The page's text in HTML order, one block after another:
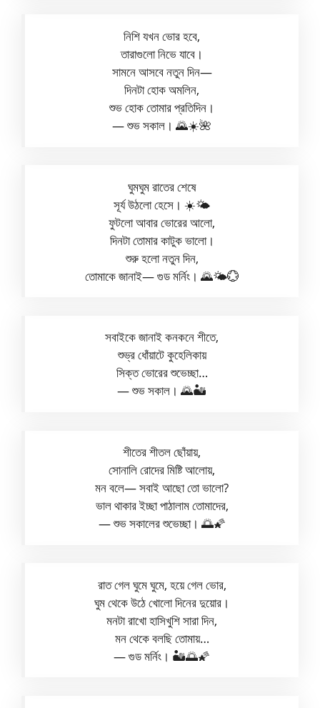
নিশি যখন ভোর হবে,
তারাগুলো নিভে যাবে।
সামনে আসবে নতুন দিন—
দিনটা হোক অমলিন,
শুভ হোক তোমার প্রতিদিন।
— শুভ সকাল। 🌄☀️🌺
ঘুমঘুম রাতের শেষে
সূর্য উঠলো হেসে। ☀️🌤️
ফুটলো আবার ভোরের আলো,
দিনটা তোমার কাটুক ভালো।
শুরু হলো নতুন দিন,
তোমাকে জানাই— গুড মর্নিং। 🌄🌤️💮
সবাইকে জানাই কনকনে শীতে,
শুভ্র ধোঁয়াটে কুহেলিকায়
সিক্ত ভোরের শুভেচ্ছা…
— শুভ সকাল। 🌄🏜️
শীতের শীতল ছোঁয়ায়,
সোনালি রোদের মিষ্টি আলোয়,
মন বলে— সবাই আছো তো ভালো?
ভাল থাকার ইচ্ছা পাঠালাম তোমাদের,
— শুভ সকালের শুভেচ্ছা। 🌅🌠
রাত গেল ঘুমে ঘুমে, হয়ে গেল ভোর,
ঘুম থেকে উঠে খোলো দিনের দুয়োর।
মনটা রাখো হাসিখুশি সারা দিন,
মন থেকে বলছি তোমায়…
— গুড মর্নিং। 🏜️🌅🌠